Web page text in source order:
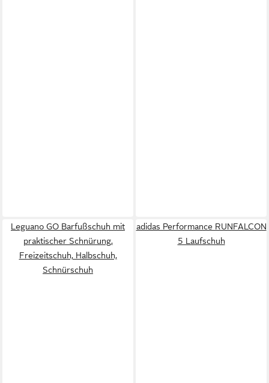
Leguano GO Barfußschuh mit
praktischer Schnürung,
Freizeitschuh, Halbschuh,
Schnürschuh
adidas Performance RUNFALCON
5 Laufschuh